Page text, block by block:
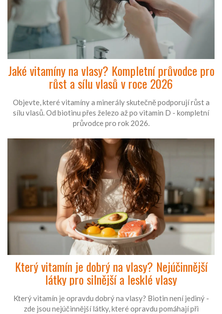
Jaké vitamíny na vlasy? Kompletní průvodce pro
růst a sílu vlasů v roce 2026
Objevte, které vitamíny a minerály skutečně podporují růst a
sílu vlasů. Od biotinu přes železo až po vitamin D - kompletní
průvodce pro rok 2026.
Který vitamín je dobrý na vlasy? Nejúčinnější
látky pro silnější a lesklé vlasy
Který vitamín je opravdu dobrý na vlasy? Biotin není jediný -
zde jsou nejúčinnější látky, které opravdu pomáhají při